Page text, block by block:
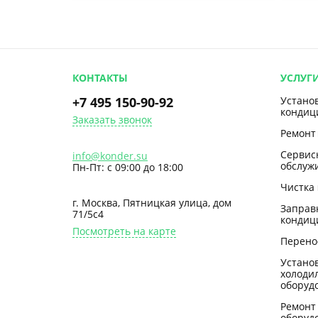
КОНТАКТЫ
+7 495 150-90-92
Заказать звонок
info@konder.su
Пн-Пт: с 09:00 до 18:00
г. Москва, Пятницкая улица, дом
71/5с4
Посмотреть на карте
Ремонт